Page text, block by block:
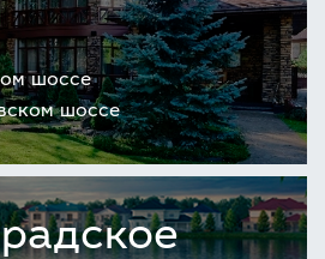
шоссе
шоссе